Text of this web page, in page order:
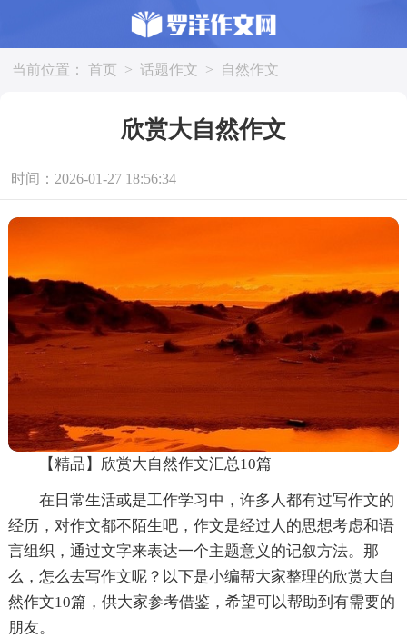
当前位置： 首页 > 话题作文 > 自然作文
欣赏大自然作文
时间：2026-01-27 18:56:34
【精品】欣赏大自然作文汇总10篇
在日常生活或是工作学习中，许多人都有过写作文的
经历，对作文都不陌生吧，作文是经过人的思想考虑和语
言组织，通过文字来表达一个主题意义的记叙方法。那
么，怎么去写作文呢？以下是小编帮大家整理的欣赏大自
然作文10篇，供大家参考借鉴，希望可以帮助到有需要的
朋友。